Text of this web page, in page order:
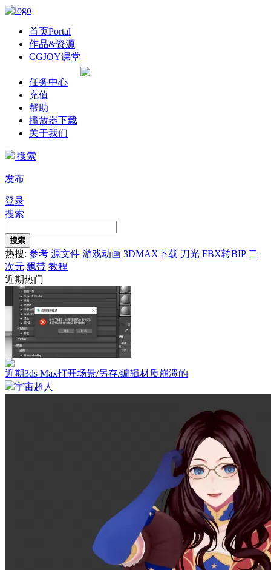
首页Portal
作品&资源
CGJOY课堂
任务中心
充值
帮助
播放器下载
关于我们
搜索
发布
登录
搜索
搜索
热搜: 参考 源文件 游戏动画 3DMAX下载 刀光 FBX转BIP 二
次元 飘带 教程
近期热门
近期3ds Max打开场景/另存/编辑材质崩溃的
宇宙超人